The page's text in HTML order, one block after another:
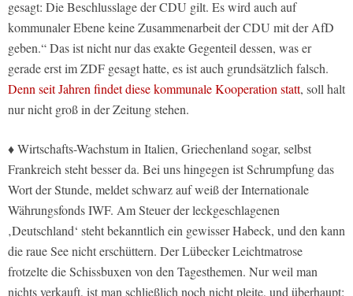
gesagt: Die Beschlusslage der CDU gilt. Es wird auch auf
kommunaler Ebene keine Zusammenarbeit der CDU mit der AfD
geben.“ Das ist nicht nur das exakte Gegenteil dessen, was er
gerade erst im ZDF gesagt hatte, es ist auch grundsätzlich falsch.
Denn seit Jahren findet diese kommunale Kooperation statt, soll halt
nur nicht groß in der Zeitung stehen.
♦ Wirtschafts-Wachstum in Italien, Griechenland sogar, selbst
Frankreich steht besser da. Bei uns hingegen ist Schrumpfung das
Wort der Stunde, meldet schwarz auf weiß der Internationale
Währungsfonds IWF. Am Steuer der leckgeschlagenen
‚Deutschland‘ steht bekanntlich ein gewisser Habeck, und den kann
die raue See nicht erschüttern. Der Lübecker Leichtmatrose
frotzelte die Schissbuxen von den Tagesthemen. Nur weil man
nichts verkauft, ist man schließlich noch nicht pleite, und überhaupt: